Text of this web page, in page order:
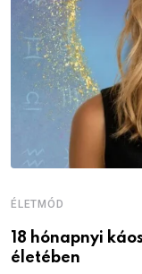
ÉLETMÓD
18 hónapnyi
életében